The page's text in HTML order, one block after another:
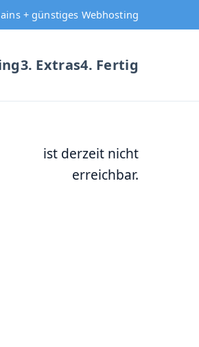
+ günstiges Webhosting
3. Extras4. Fertig
ist derzeit nicht
erreichbar.